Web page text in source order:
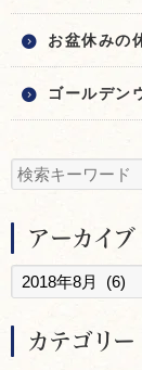
お盆休みの
ゴールデン
アーカイブ
カテゴリー